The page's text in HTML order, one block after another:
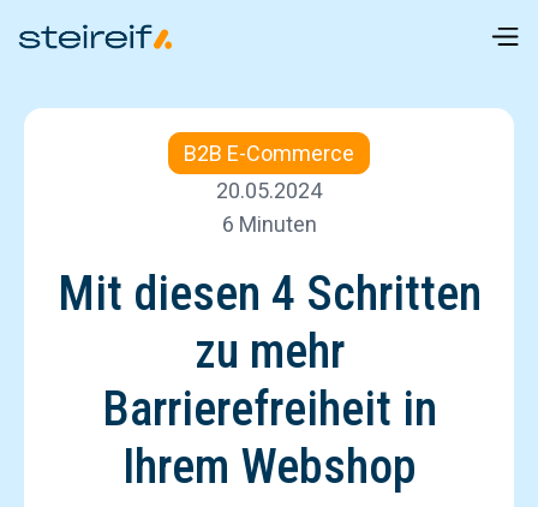
B2B E-Commerce
20.05.2024
6 Minuten
Mit diesen 4 Schritten
zu mehr
Barrierefreiheit in
Ihrem Webshop